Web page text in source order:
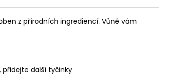
z přírodních ingrediencí. Vůně vám
další tyčinky